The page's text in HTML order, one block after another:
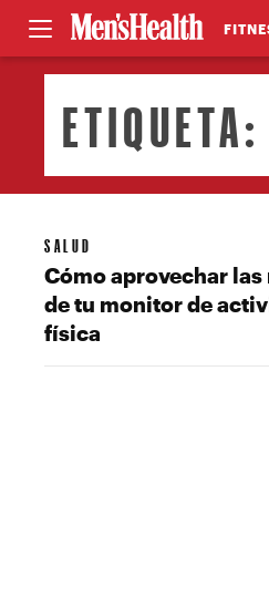
ETIQUETA:
SALUD
Cómo aprovechar
de tu monitor de
física